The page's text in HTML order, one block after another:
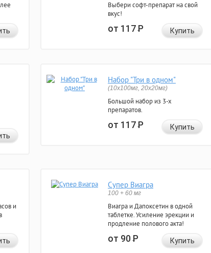
Выбери софт-препарат на свой
вкус!
от 117Р Купить
Набор "Три в одном"
(10x100мг, 20x20мг)
Большой набор из 3-х
препаратов.
от 117Р Купить
и
Супер Виагра
100 + 60 мг
Виагра и Дапоксетин в одной
таблетке. Усиление эрекции и
продление полового акта!
от 90Р Купить